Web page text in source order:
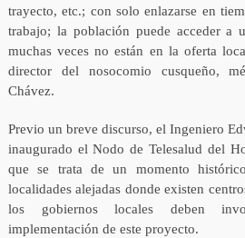
trayecto, etc.; con solo enlazarse en
trabajo; la población puede acceder a
muchas veces no están en la oferta
director del nosocomio cusqueño,
Chávez.
Previo un breve discurso, el Ingeniero
inaugurado el Nodo de Telesalud del
que se trata de un momento
localidades alejadas donde existen
los gobiernos locales deben
implementación de este proyecto.